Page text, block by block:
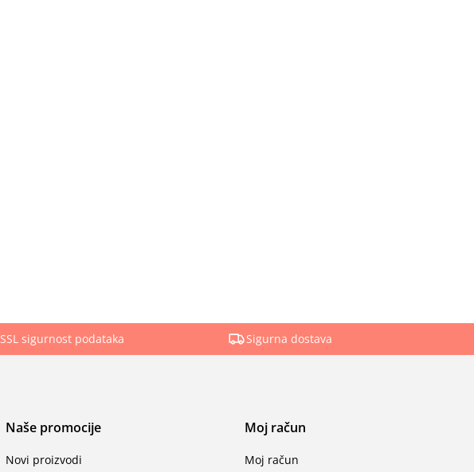
SSL sigurnost podataka Sigurna dostava
Naše promocije
Novi proizvodi
Moj račun
Moj račun